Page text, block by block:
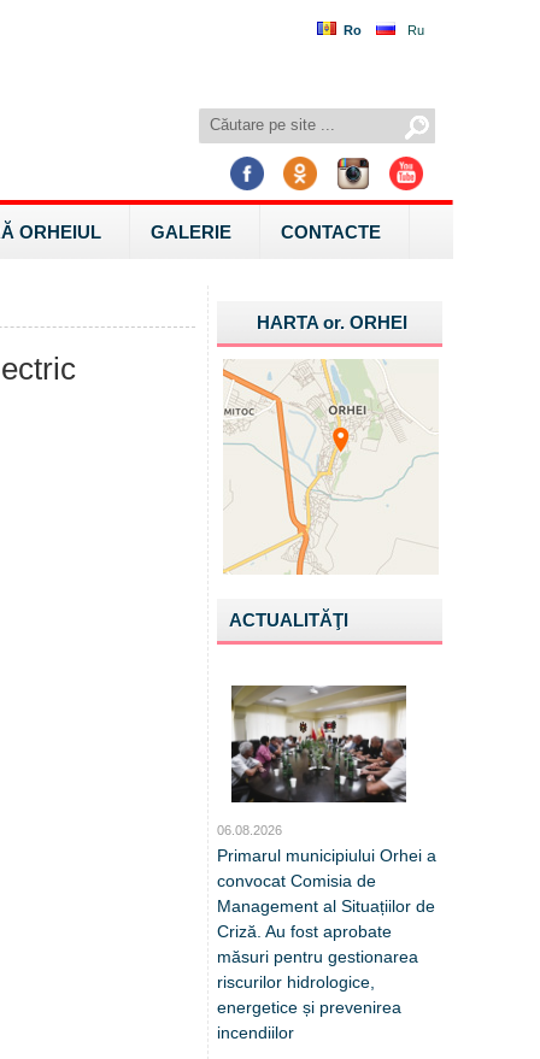
Ro Ru
ORHEIUL GALERIE CONTACTE
HARTA or.ORHEI
ACTUALITĂŢI
06.08.2026
Primarul municipiului Orhei a
convocat Comisia de
Management al Situațiilor de
Criză. Au fost aprobate
măsuri pentru gestionarea
riscurilor hidrologice,
energetice și prevenirea
incendiilor